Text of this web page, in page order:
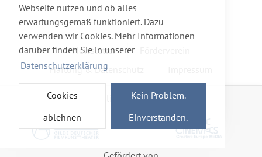
Webseite nutzen und ob alles
erwartungsgemäß funktioniert. Dazu
verwenden wir Cookies. Mehr Informationen
darüber finden Sie in unserer
Datenschutzerklärung
Cookies
ablehnen
Kein Problem.
Einverstanden.
Newsletter
Haftung & Datenschutz
Mitglied im Netzwerk